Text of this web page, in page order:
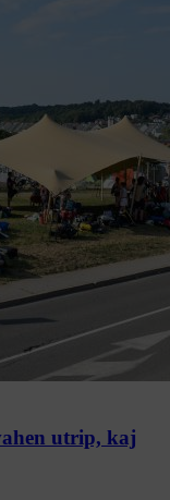
utrip, kaj